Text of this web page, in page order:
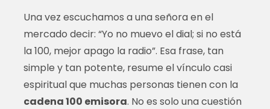
Una vez escuchamos a una señora en el
mercado decir: “Yo no muevo el dial; si no está
la 100, mejor apago la radio”. Esa frase, tan
simple y tan potente, resume el vínculo casi
espiritual que muchas personas tienen con la
cadena 100 emisora. No es solo una cuestión